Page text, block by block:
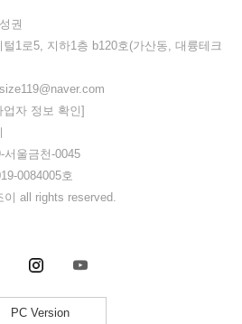
권
1로5, 지하1층 b120호(가산동, 대륭테크
업자 정보 확인]
서울금천-0045
0084005호
all rights reserved.
PC Version